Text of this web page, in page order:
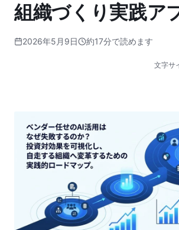
組織づくり実践ア
2026年5月9日 約17分で読めます
文字サ